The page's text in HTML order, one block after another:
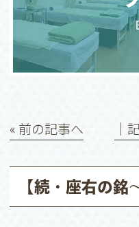
« 前の記事へ │
【続・座右の銘